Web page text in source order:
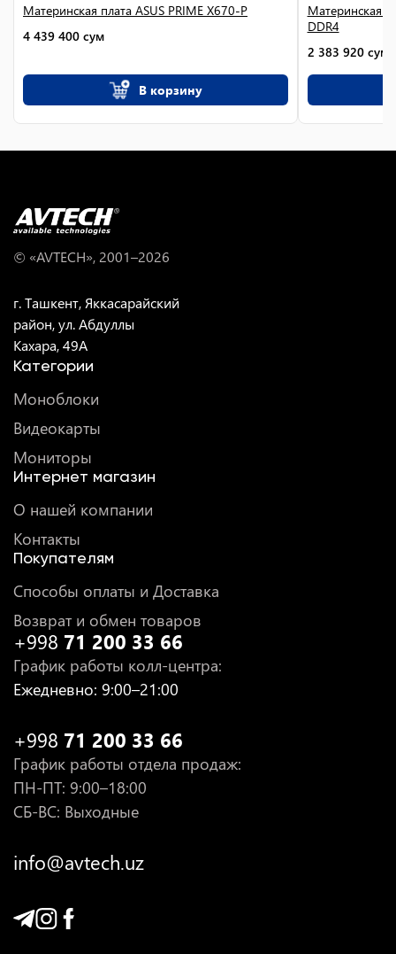
Материнская плата ASUS PRIME X670-P
4 439 400 сум
В корзину
Материнская
DDR4
2 383 920 сум
© «AVTECH», 2001–2026
г. Ташкент, Яккасарайский
район, ул. Абдуллы
Кахара, 49A
Категории
Моноблоки
Видеокарты
Мониторы
Интернет магазин
О нашей компании
Контакты
Покупателям
Способы оплаты и Доставка
Возврат и обмен товаров
+998 71 200 33 66
График работы колл-центра:
Ежедневно: 9:00–21:00
+998 71 200 33 66
График работы отдела продаж:
ПН-ПТ: 9:00–18:00
СБ-ВС: Выходные
info@avtech.uz